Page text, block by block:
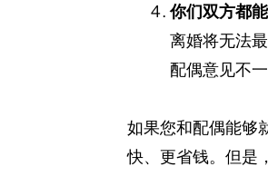
你们双方都
离婚将无法
配偶意见不
如果您和配偶能够
快、更省钱。但是